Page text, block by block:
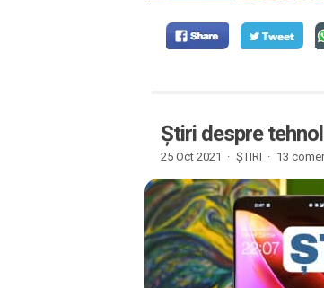
Știri despre
25 Oct 2021 · ȘTIRI · 13